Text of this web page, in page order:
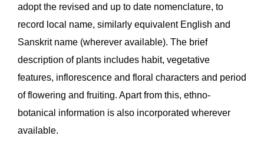
adopt the revised and up to date nomenclature, to
record local name, similarly equivalent English and
Sanskrit name (wherever available). The brief
description of plants includes habit, vegetative
features, inflorescence and floral characters and period
of flowering and fruiting. Apart from this, ethno-
botanical information is also incorporated wherever
available.